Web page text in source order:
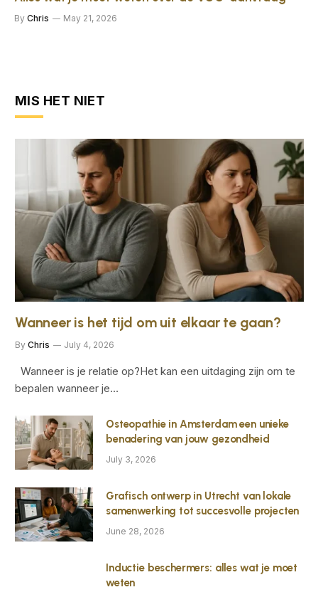
By Chris May 21, 2026
MIS HET NIET
Wanneer is het tijd om uit elkaar te gaan?
By Chris July 4, 2026
Wanneer is je relatie op?Het kan een uitdaging zijn om te
bepalen wanneer je…
Osteopathie in Amsterdam een unieke
benadering van jouw gezondheid
July 3, 2026
Grafisch ontwerp in Utrecht van lokale
samenwerking tot succesvolle projecten
June 28, 2026
Inductie beschermers: alles wat je moet
weten